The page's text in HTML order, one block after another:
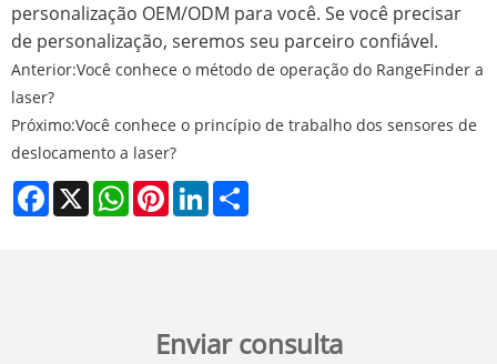
personalização OEM/ODM para você. Se você precisar
de personalização, seremos seu parceiro confiável.
Anterior:Você conhece o método de operação do RangeFinder a
laser?
Próximo:Você conhece o princípio de trabalho dos sensores de
deslocamento a laser?
Facebook
X WhatsAppPinterestLinkedIn
Enviar consulta